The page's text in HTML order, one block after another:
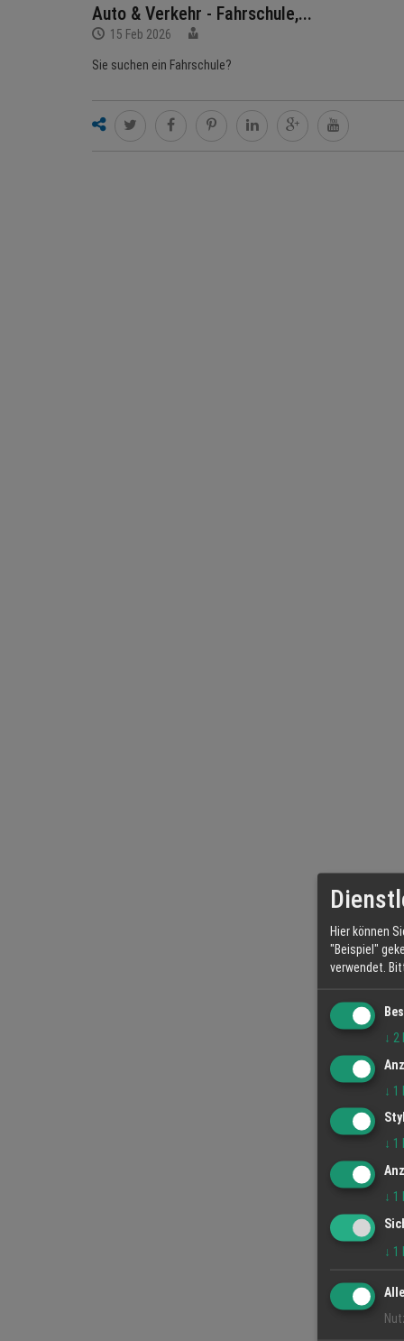
Auto & Verkehr - Fahrschule,...
15 Feb 2026
Sie suchen ein Fahrschule?
Hier können
"Beispiel"
verwendet.
↓ 2
↓ 1
↓ 1
↓ 1
↓ 1